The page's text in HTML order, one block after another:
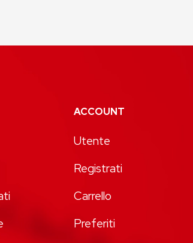
ACCOUNT
Utente
Registrati
Carrello
Preferiti